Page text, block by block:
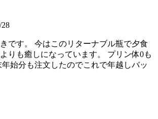
28
です。 今はこのリターナブル瓶で夕食
りも癒しになっています。 プリン体0も
始分も注文したのでこれで年越しバッ